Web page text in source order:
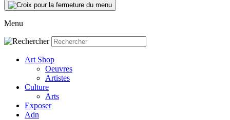
Menu
Art Shop
Oeuvres
Artistes
Culture
Arts
Exposer
Adn